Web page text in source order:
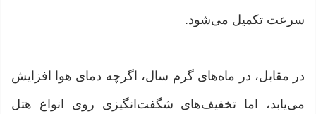
سرعت تکمیل می‌شود.
در مقابل، در ماه‌های گرم سال، اگرچه دمای هوا افزایش
می‌یابد، اما تخفیف‌های شگفت‌انگیزی روی انواع هتل